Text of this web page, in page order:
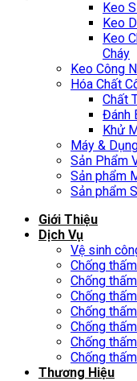
Keo
Keo
Keo
Cháy
Keo Công
Hóa Chất
Chất
Đánh
Khử
Máy &
Sản Phẩm
Sản phẩm
Sản phẩm
Giới Thiệu
Dịch Vụ
Vệ sinh
Chống
Chống
Chống
Chống
Chống
Chống
Chống
Thương Hiệu